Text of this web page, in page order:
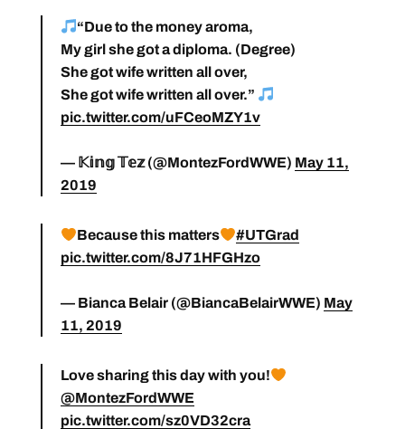
“Due to the money aroma,
My girl she got a diploma. (Degree)
She got wife written all over,
She got wife written all over.”
pic.twitter.com/uFCeoMZY1v
— 𝕂𝕚𝕟𝕘 𝕋𝕖𝕫 (@MontezFordWWE) May 11,
2019
Because this matters
#UTGrad
pic.twitter.com/8J71HFGHzo
— Bianca Belair (@BiancaBelairWWE) May
11, 2019
Love sharing this day with you!
@MontezFordWWE
pic.twitter.com/sz0VD32cra